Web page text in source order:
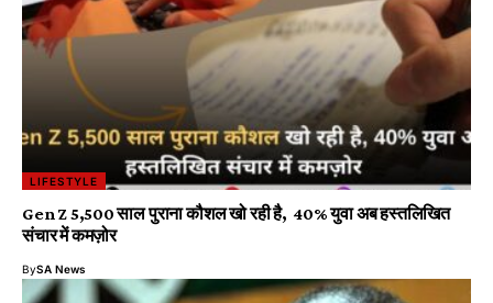
LIFESTYLE
Gen Z 5,500 साल पुराना कौशल खो रही है, 40% युवा अब हस्तलिखित
संचार में कमज़ोर
BySA News